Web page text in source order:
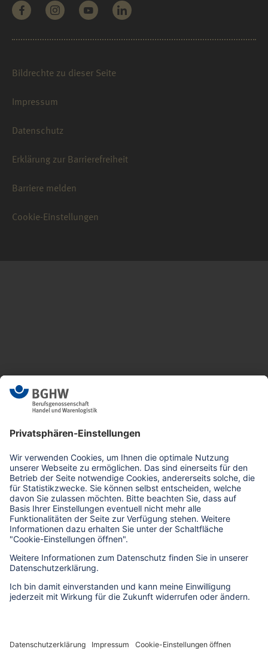
Bildrechte zu dieser Seite
Impressum
Datenschutz
Erklärung zur Barrierefreiheit
Barriere melden
Cookie-Einstellungen